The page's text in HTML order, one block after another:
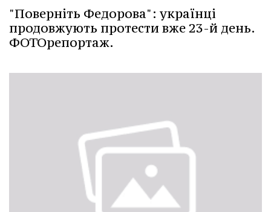
"Поверніть Федорова": українці
продовжують протести вже 23-й день.
ФОТОрепортаж.